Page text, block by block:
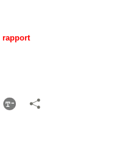
rapport